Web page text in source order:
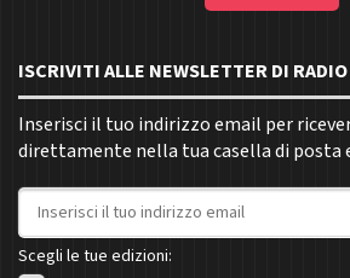
ISCRIVITI ALLE NEWSLETTER DI
Inserisci il tuo indirizzo email per
direttamente nella tua casella di posta
Indirizzo email
Scegli le tue edizioni: